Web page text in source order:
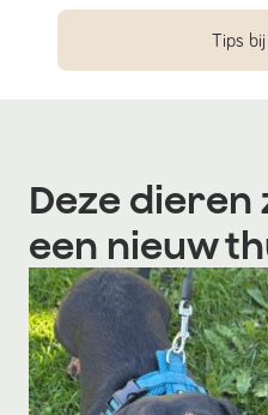
Tips
Deze dieren
een nieuw